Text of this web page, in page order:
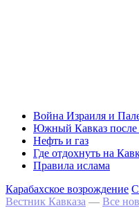
Война Израиля и
Южный Кавказ
Нефть и газ
Где отдохнуть на
Правила ислама
Карабахское возрождение
Вестник Кавказа — Все